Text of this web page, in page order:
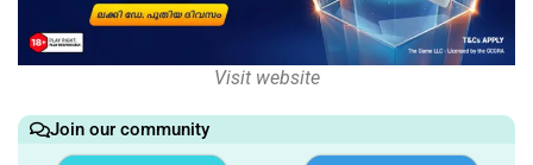
Visit website
Join our community